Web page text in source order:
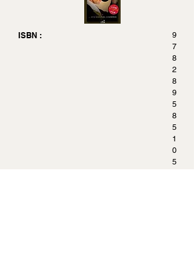
ISBN :
9
7
8
2
8
9
5
8
5
1
0
5